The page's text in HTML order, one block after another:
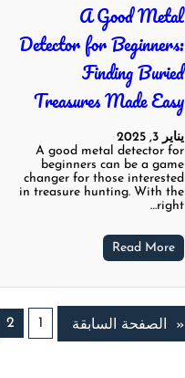
A Good Metal
Detector for Beginners:
Finding Buried
Treasures Made Easy
يناير 3, 2025
A good metal detector for
beginners can be a game
changer for those interested
in treasure hunting. With the
right…
Read More
« الصفحة السابقة 1
2